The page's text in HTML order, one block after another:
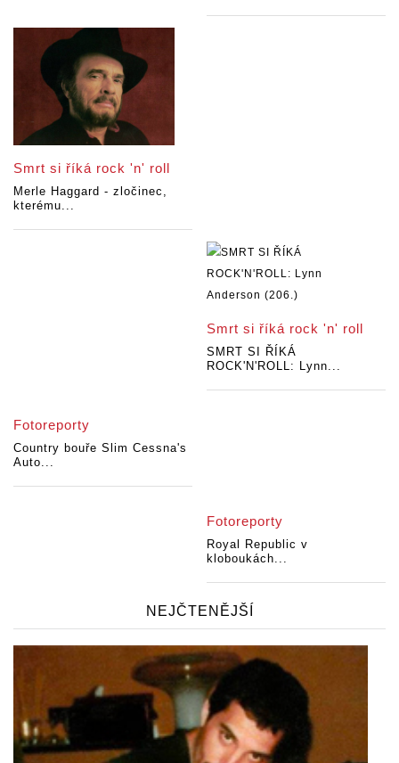
Smrt si říká rock 'n' roll
Merle Haggard - zločinec,
kterému...
Smrt si říká rock 'n' roll
SMRT SI ŘÍKÁ
ROCK'N'ROLL: Lynn...
Fotoreporty
Country bouře Slim Cessna's
Auto...
Fotoreporty
Royal Republic v
kloboukách...
NEJČTENĚJŠÍ